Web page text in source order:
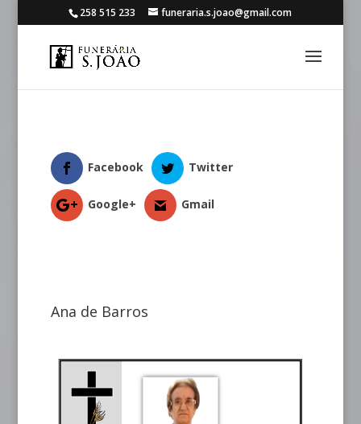
258 515 233 funeraria.s.joao@gmail.com
Facebook Twitter
Google+ Gmail
Ana de Barros